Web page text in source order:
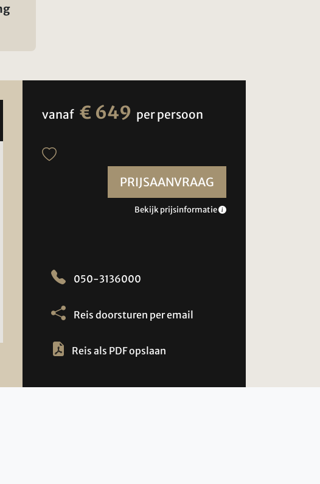
vanaf € 649 per persoon
PRIJSAANVRAAG
Bekijk prijsinformatie
050-3136000
Reis doorsturen per email
Reis als PDF opslaan